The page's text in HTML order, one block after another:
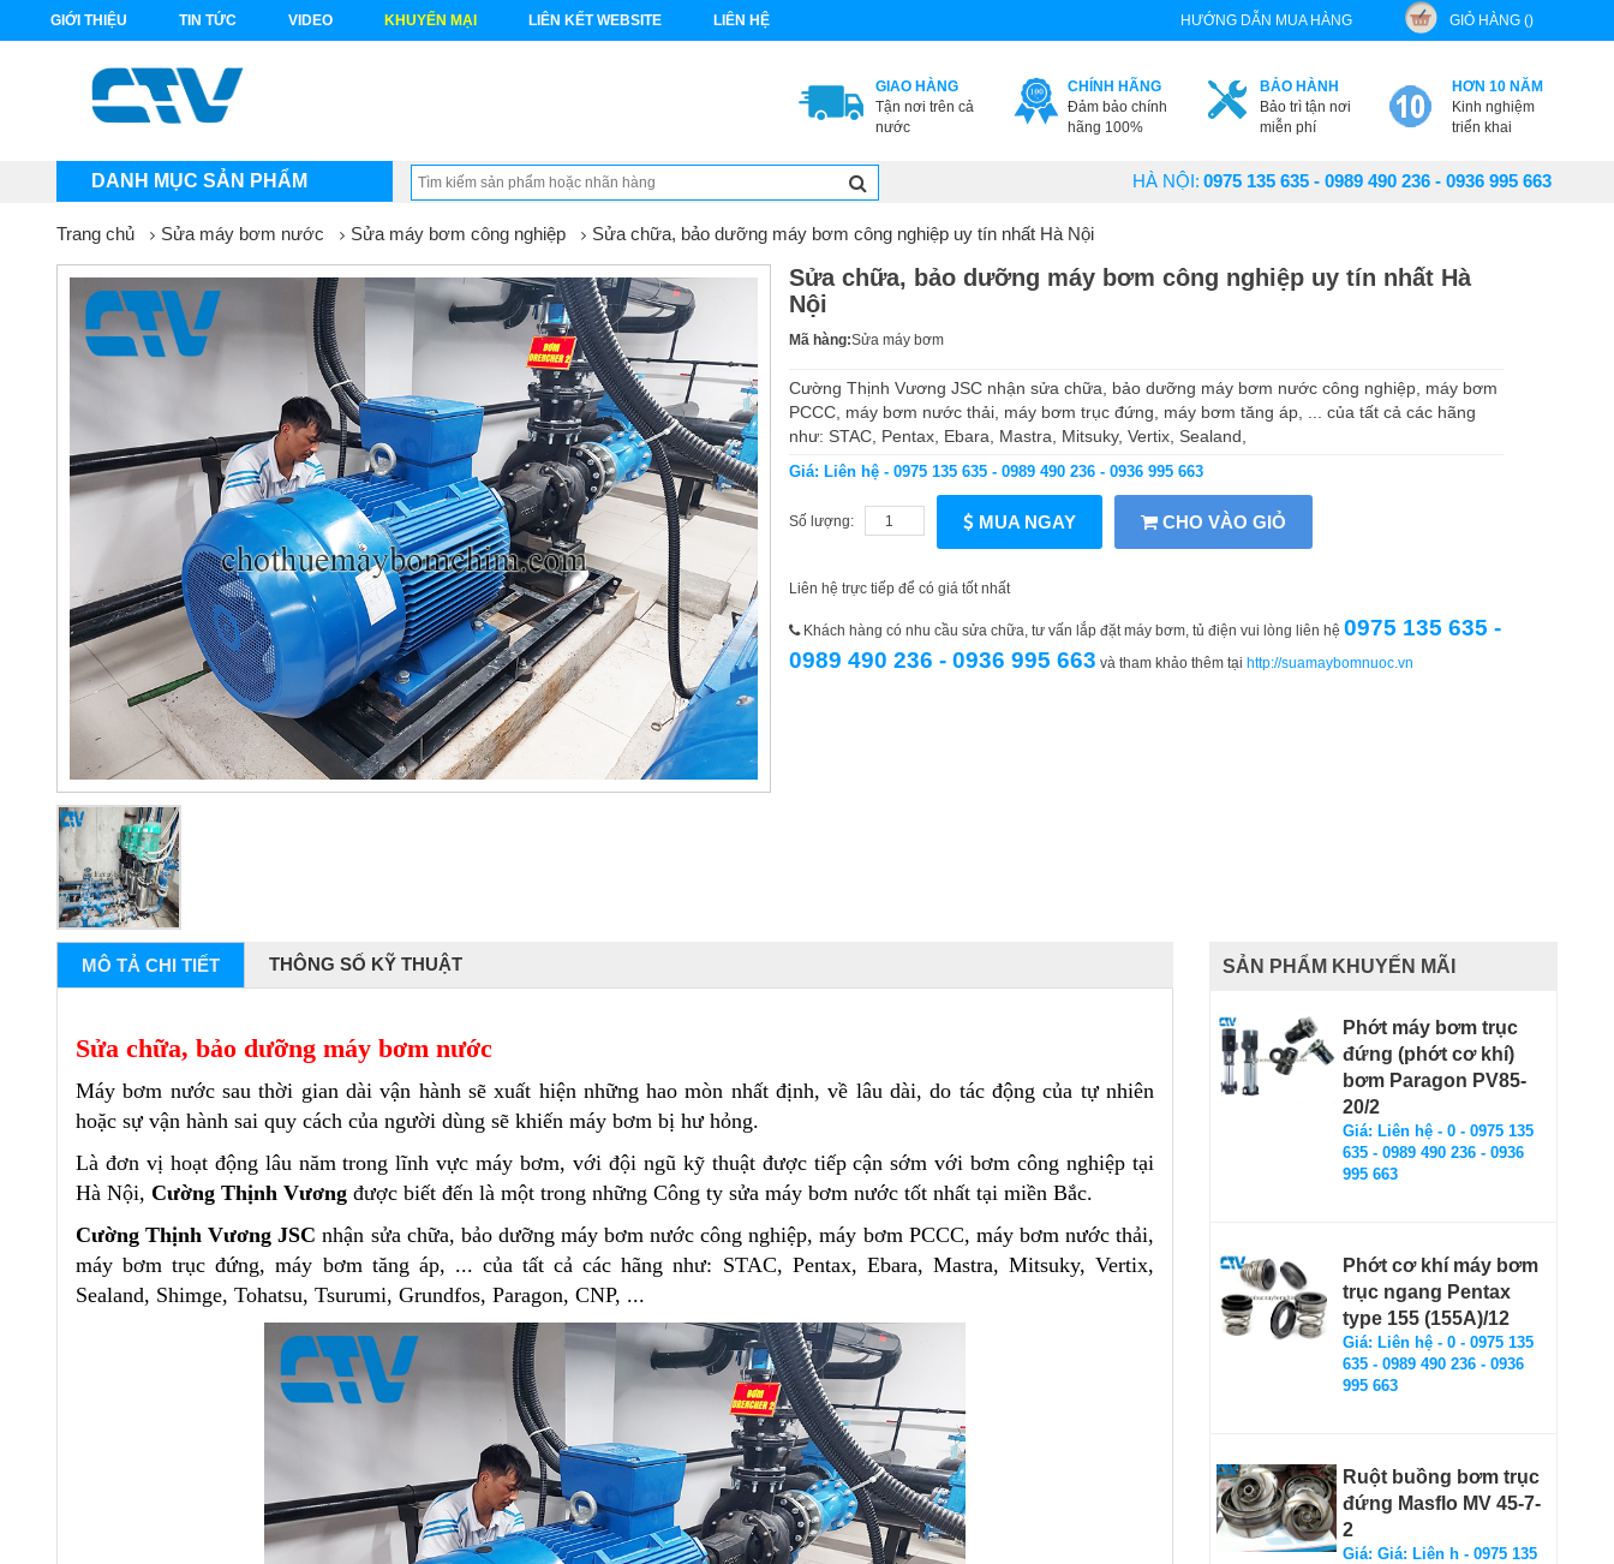
GIỚI THIỆU TIN TỨC VIDEO KHUYẾN MẠI LIÊN KẾT WEBSITE LIÊN HỆ HƯỚNG DẪN MUA HÀNG GIỎ HÀNG ()
GIAO HÀNG
Tận nơi trên cả
nước
CHÍNH HÃNG
Đảm bảo chính
hãng 100%
BẢO HÀNH
Bảo trì tận nơi
miễn phí
HƠN 10 NĂM
Kinh nghiệm
triển khai
DANH MỤC SẢN PHẨM HÀ NỘI: 0975 135 635 - 0989 490 236 - 0936 995 663
Trang chủ Sửa máy bơm nước Sửa máy bơm công nghiệp Sửa chữa, bảo dưỡng máy bơm công nghiệp uy tín nhất Hà Nội
Sửa chữa, bảo dưỡng máy bơm công nghiệp uy tín nhất Hà
Nội
Mã hàng:Sửa máy bơm
Cường Thịnh Vương JSC nhận sửa chữa, bảo dưỡng máy bơm nước công nghiệp, máy bơm
PCCC, máy bơm nước thải, máy bơm trục đứng, máy bơm tăng áp, ... của tất cả các hãng
như: STAC, Pentax, Ebara, Mastra, Mitsuky, Vertix, Sealand,
Giá: Liên hệ - 0975 135 635 - 0989 490 236 - 0936 995 663
Số lượng: MUA NGAY CHO VÀO GIỎ
Liên hệ trực tiếp để có giá tốt nhất
Khách hàng có nhu cầu sửa chữa, tư vấn lắp đặt máy bơm, tủ điện vui lòng liên hệ 0975 135 635 -
0989 490 236 - 0936 995 663 và tham khảo thêm tại http://suamaybomnuoc.vn
MÔ TẢ CHI TIẾT THÔNG SỐ KỸ THUẬT
Sửa chữa, bảo dưỡng máy bơm nước
Máy bơm nước sau thời gian dài vận hành sẽ xuất hiện những hao mòn nhất định, về lâu dài, do tác động của tự nhiên
hoặc sự vận hành sai quy cách của người dùng sẽ khiến máy bơm bị hư hỏng.
Là đơn vị hoạt động lâu năm trong lĩnh vực máy bơm, với đội ngũ kỹ thuật được tiếp cận sớm với bơm công nghiệp tại
Hà Nội, Cường Thịnh Vương được biết đến là một trong những Công ty sửa máy bơm nước tốt nhất tại miền Bắc.
Cường Thịnh Vương JSC nhận sửa chữa, bảo dưỡng máy bơm nước công nghiệp, máy bơm PCCC, máy bơm nước thải,
máy bơm trục đứng, máy bơm tăng áp, ... của tất cả các hãng như: STAC, Pentax, Ebara, Mastra, Mitsuky, Vertix,
Sealand, Shimge, Tohatsu, Tsurumi, Grundfos, Paragon, CNP, ...
SẢN PHẨM KHUYẾN MÃI
Phớt máy bơm trục
đứng (phớt cơ khí)
bơm Paragon PV85-
20/2
Giá: Liên hệ - 0 - 0975 135
635 - 0989 490 236 - 0936
995 663
Phớt cơ khí máy bơm
trục ngang Pentax
type 155 (155A)/12
Giá: Liên hệ - 0 - 0975 135
635 - 0989 490 236 - 0936
995 663
Ruột buồng bơm trục
đứng Masflo MV 45-7-
2
Giá: Giá: Liên h - 0975 135